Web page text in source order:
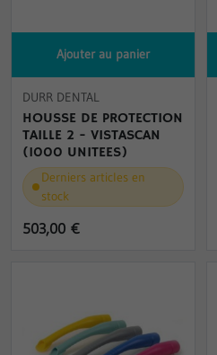
Ajouter au panier
DURR DENTAL
HOUSSE DE PROTECTION
TAILLE 2 - VISTASCAN
(1000 UNITEES)
Derniers articles en
stock
503,00 €